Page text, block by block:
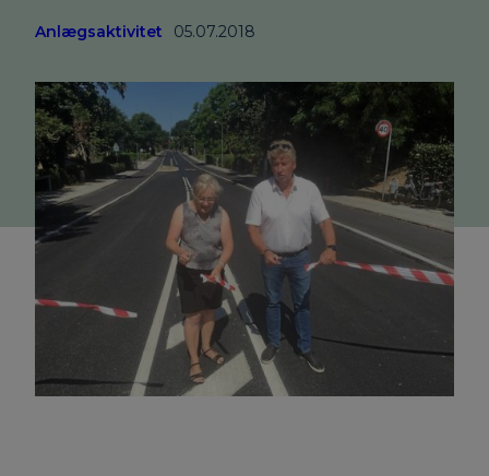
Anlægsaktivitet 05.07.2018